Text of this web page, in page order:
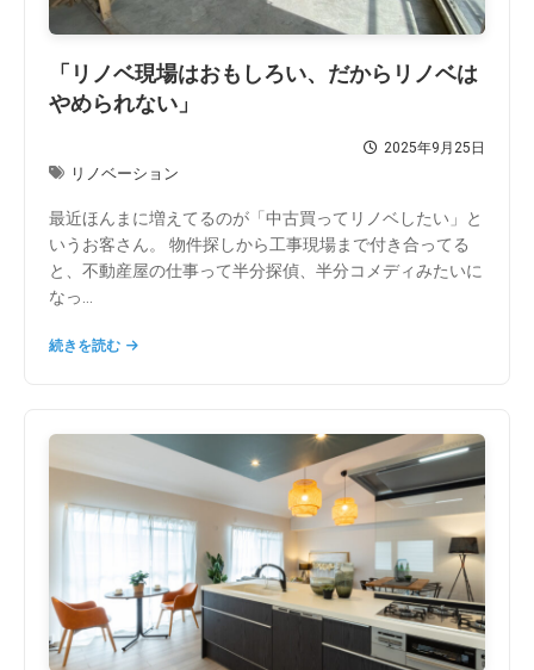
「リノベ現場はおもしろい、だからリノベは
やめられない」
2025年9月25日
リノベーション
最近ほんまに増えてるのが「中古買ってリノベしたい」と
いうお客さん。 物件探しから工事現場まで付き合ってる
と、不動産屋の仕事って半分探偵、半分コメディみたいに
なっ...
続きを読む